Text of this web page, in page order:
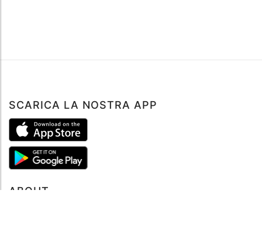
SCARICA LA NOSTRA APP
ABOUT